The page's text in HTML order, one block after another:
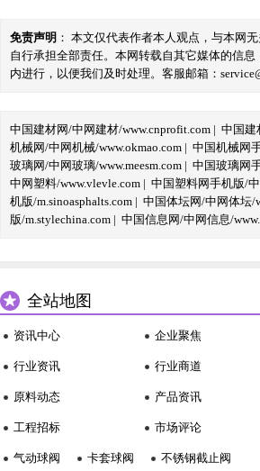
免责声明 ： 本文仅代表作者本人观点，与本网
自行承担全部责任。本网转载自其它媒体的信
内进行，以便我们及时处理。客服邮箱：
中国建材网/中网建材/www.cnprofit.com | 中国建
机械网/中网机械/www.okmao.com | 中国机械网
玻璃网/中网玻璃/www.meesm.com | 中国玻璃网
中网塑料/www.vlevle.com | 中国塑料网手机版/
机版/m.sinoasphalts.com | 中国体坛网/中网体坛/
版/m.stylechina.com | 中国信息网/中网信息/
全站地图
资讯中心
行业资讯
原料动态
工程招标
企业聚焦
行业商道
产品资讯
市场评论
气动球阀 卡套球阀 不锈钢截止阀